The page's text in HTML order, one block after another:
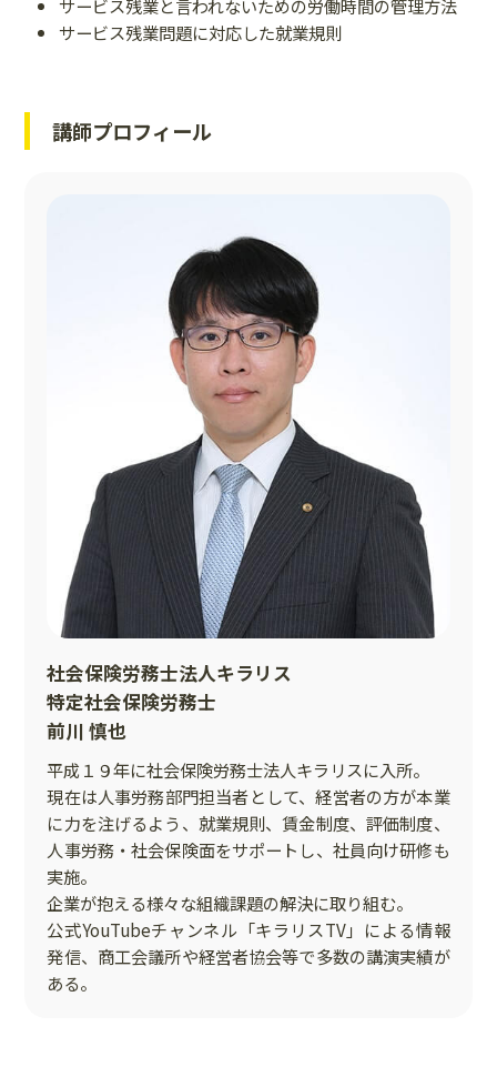
サービス残業と言われないための労働時間の管理方法
サービス残業問題に対応した就業規則
講師プロフィール
社会保険労務士法人キラリス
特定社会保険労務士
前川 慎也
平成１９年に社会保険労務士法人キラリスに入所。
現在は人事労務部門担当者として、経営者の方が本業
に力を注げるよう、就業規則、賃金制度、評価制度、
人事労務・社会保険面をサポートし、社員向け研修も
実施。
企業が抱える様々な組織課題の解決に取り組む。
公式YouTubeチャンネル「キラリスTV」による情報
発信、商工会議所や経営者協会等で多数の講演実績が
ある。